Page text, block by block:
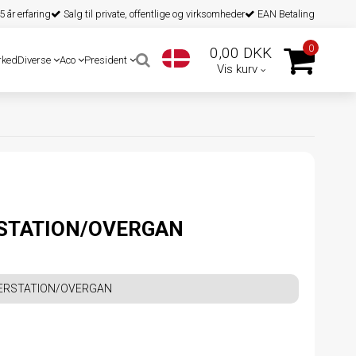
år erfaring Salg til private, offentlige og virksomheder EAN Betaling
Diverse Aco President 0,00 DKK
Vis kurv
0
OVERGAN
OVERGAN